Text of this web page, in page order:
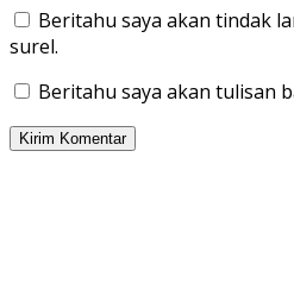
Beritahu saya akan tindak
surel.
Beritahu saya akan tulisan